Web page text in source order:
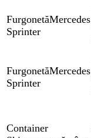
FurgonetăMercedes
Sprinter
FurgonetăMercedes
Sprinter
Container